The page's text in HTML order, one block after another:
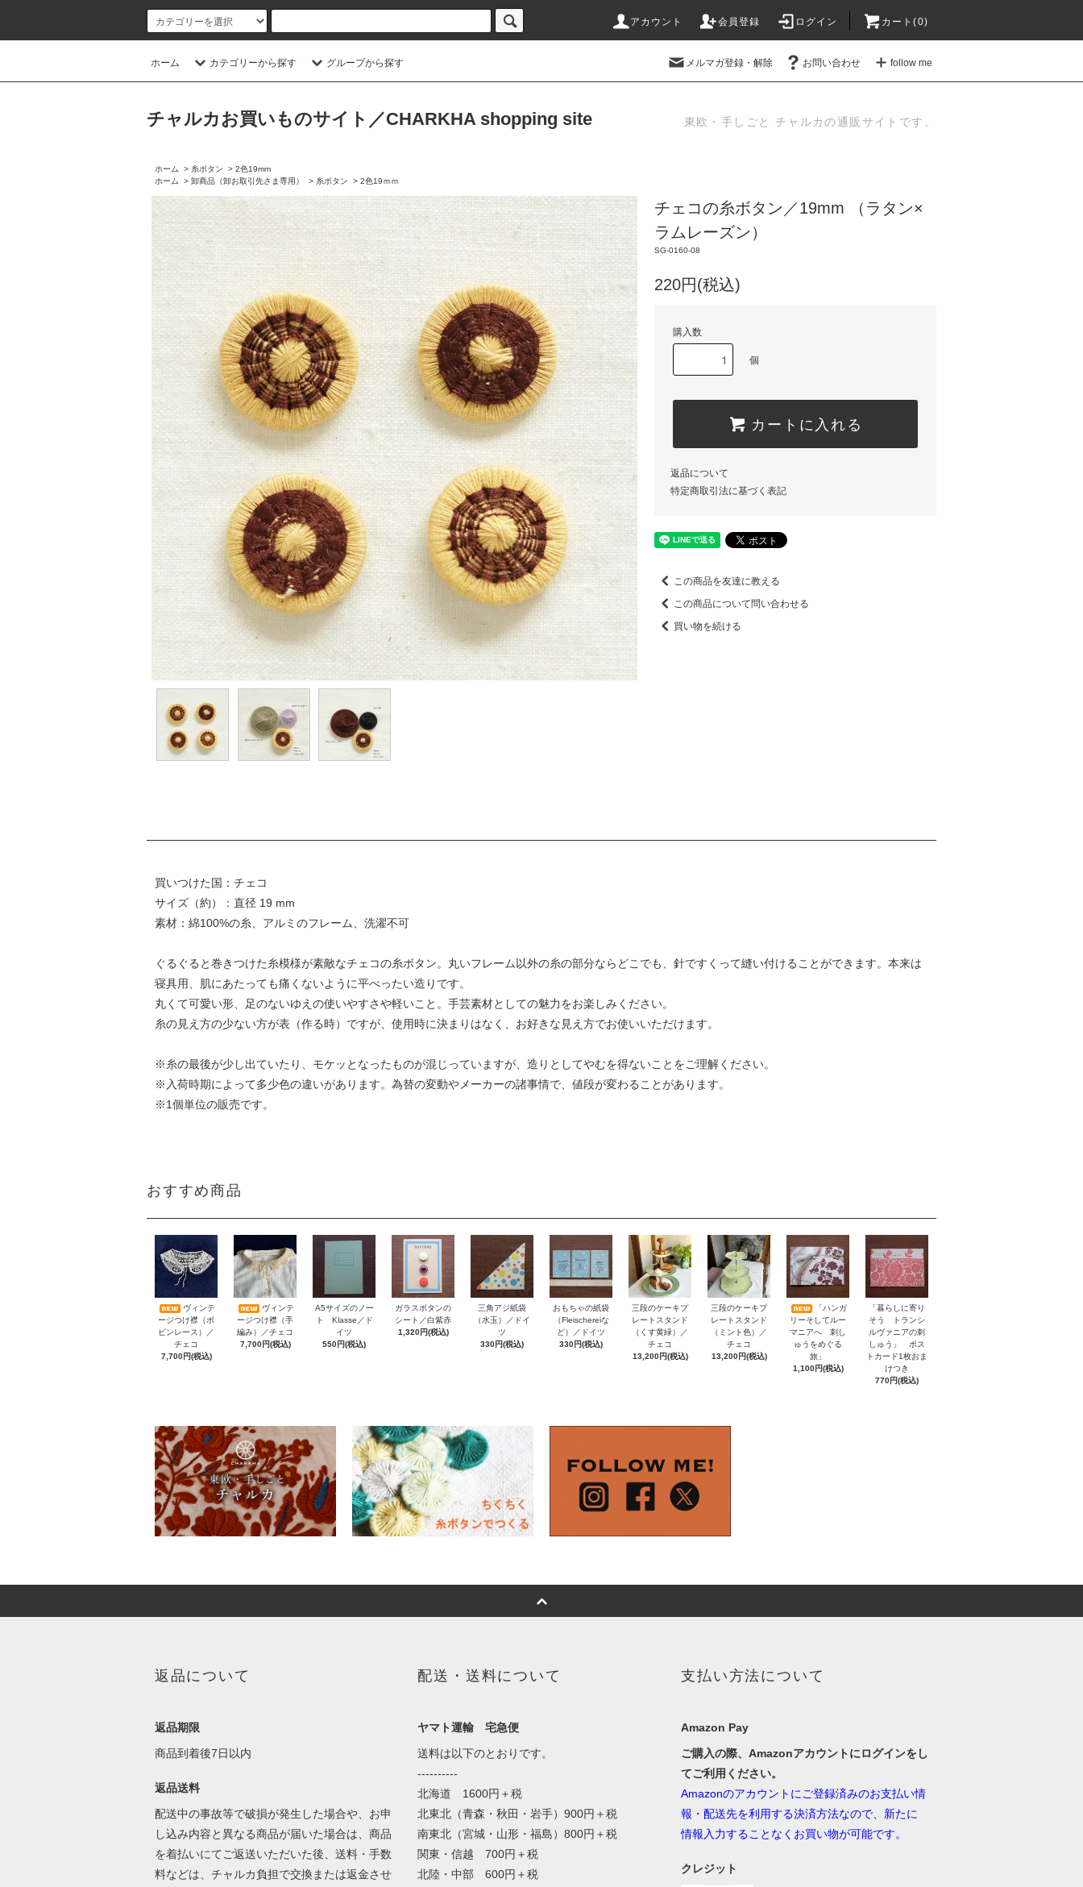
アカウント 会員登録 ログイン カート(0)
ホーム カテゴリーから探す グループから探す メルマガ登録・解除 お問い合わせ follow me
チャルカお買いものサイト／CHARKHA shopping site 東欧・手しごと チャルカの通販サイトです。
ホーム > 糸ボタン > 2色19mm
ホーム
> 卸商品（卸お取引先さま専用） > 糸ボタン > 2色19ｍｍ
チェコの糸ボタン／19mm （ラタン×
ラムレーズン）
SG-0160-08
220円(税込)
購入数
個
カートに入れる
返品について
特定商取引法に基づく表記
この商品を友達に教える
この商品について問い合わせる
買い物を続ける
買いつけた国：チェコ
サイズ（約）：直径 19 mm
素材：綿100%の糸、アルミのフレーム、洗濯不可
ぐるぐると巻きつけた糸模様が素敵なチェコの糸ボタン。丸いフレーム以外の糸の部分ならどこでも、針ですくって縫い付けることができます。本来は
寝具用、肌にあたっても痛くないように平べったい造りです。
丸くて可愛い形、足のないゆえの使いやすさや軽いこと。手芸素材としての魅力をお楽しみください。
糸の見え方の少ない方が表（作る時）ですが、使用時に決まりはなく、お好きな見え方でお使いいただけます。
※糸の最後が少し出ていたり、モケッとなったものが混じっていますが、造りとしてやむを得ないことをご理解ください。
※入荷時期によって多少色の違いがあります。為替の変動やメーカーの諸事情で、値段が変わることがあります。
※1個単位の販売です。
おすすめ商品
ヴィンテ
ージつけ襟（ボ
ビンレース）／
チェコ
7,700円(税込)
ヴィンテ
ージつけ襟（手
編み）／チェコ
7,700円(税込)
A5サイズのノー
ト Klasse／ド
イツ
550円(税込)
ガラスボタンの
シート／白紫赤
1,320円(税込)
三角アジ紙袋
（水玉）／ドイ
ツ
330円(税込)
おもちゃの紙袋
（Fleischereiな
ど）／ドイツ
330円(税込)
三段のケーキプ
レートスタンド
（くす黄緑）／
チェコ
13,200円(税込)
三段のケーキプ
レートスタンド
（ミント色）／
チェコ
13,200円(税込)
「ハンガ
リーそしてルー
マニアへ 刺し
ゅうをめぐる
旅」
1,100円(税込)
「暮らしに寄り
そう トランシ
ルヴァニアの刺
しゅう」 ポス
トカード1枚おま
けつき
770円(税込)
返品について
返品期限
商品到着後7日以内
返品送料
配送中の事故等で破損が発生した場合や、お申
し込み内容と異なる商品が届いた場合は、商品
を着払いにてご返送いただいた後、送料・手数
料などは、チャルカ負担で交換または返金させ
配送・送料について
ヤマト運輸 宅急便
送料は以下のとおりです。
----------
北海道 1600円＋税
北東北（青森・秋田・岩手）900円＋税
南東北（宮城・山形・福島）800円＋税
関東・信越 700円＋税
北陸・中部 600円＋税
支払い方法について
Amazon Pay
ご購入の際、Amazonアカウントにログインをし
てご利用ください。
Amazonのアカウントにご登録済みのお支払い情
報・配送先を利用する決済方法なので、新たに
情報入力することなくお買い物が可能です。
クレジット